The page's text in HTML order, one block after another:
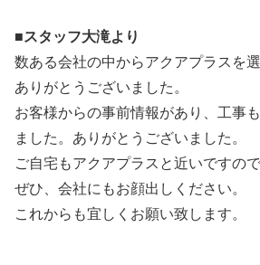
■スタッフ大滝より
数ある会社の中からアクアプラスを
ありがとうございました。
お客様からの事前情報があり、工事
ました。ありがとうございました。
ご自宅もアクアプラスと近いですの
ぜひ、会社にもお顔出しください。
これからも宜しくお願い致します。